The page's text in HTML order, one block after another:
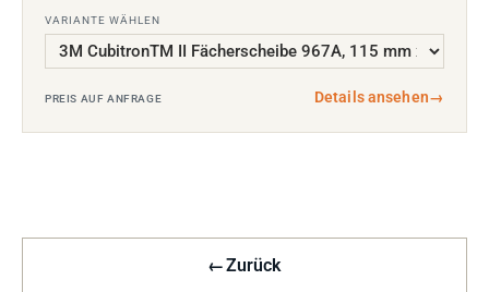
VARIANTE WÄHLEN
PREIS AUF ANFRAGE Details ansehen→
←Zurück